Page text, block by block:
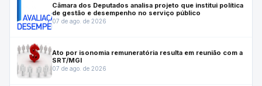
Câmara dos Deputados analisa projeto que institui política
de gestão e desempenho no serviço público
07 de ago. de 2026
Ato por isonomia remuneratória resulta em reunião com a
SRT/MGI
07 de ago. de 2026